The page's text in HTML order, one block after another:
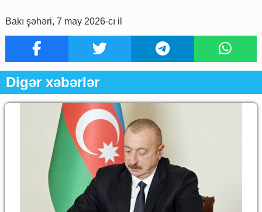
Bakı şəhəri, 7 may 2026-cı il
Digər xəbərlər